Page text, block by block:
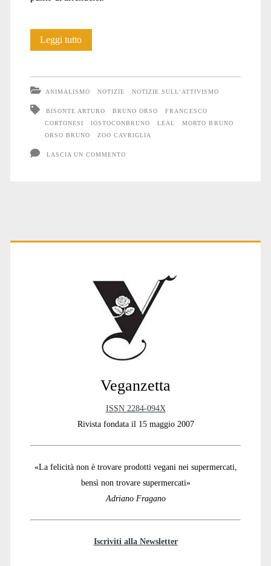
Leggi tuttoBruno
Bruno!
ANIMALISMO NOTIZIE NOTIZIE SULL'ATTIVISMO
BISONTE ARTURO BRUNO ORSO
FRANCESCO
CORTONESI
IOSTOCONBRUNO LEAL
MORTO BRUNO
ORSO BRUNO
ZOO CAVRIGLIA
LASCIA UN COMMENTO
Primary
Veganzetta
ISSN 2284-094X
Rivista fondata il 15 maggio 2007
«La felicità non è trovare prodotti vegani nei supermercati,
bensì non trovare supermercati»
Adriano Fragano
Iscriviti alla Newsletter